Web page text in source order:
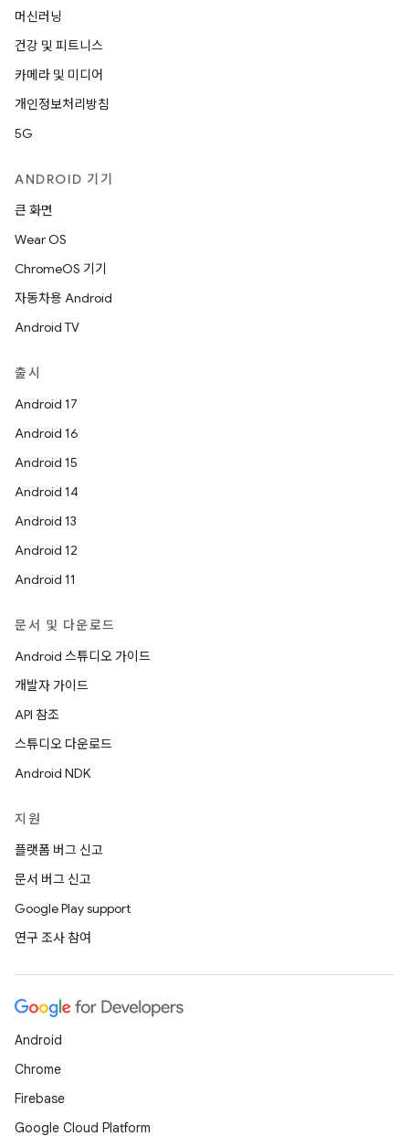
머신러닝
건강 및 피트니스
카메라 및 미디어
개인정보처리방침
5G
ANDROID 기기
큰 화면
Wear OS
ChromeOS 기기
자동차용 Android
Android TV
출시
Android 17
Android 16
Android 15
Android 14
Android 13
Android 12
Android 11
문서 및 다운로드
Android 스튜디오 가이드
개발자 가이드
API 참조
스튜디오 다운로드
Android NDK
지원
플랫폼 버그 신고
문서 버그 신고
Google Play support
연구 조사 참여
Android
Chrome
Firebase
Google Cloud Platform